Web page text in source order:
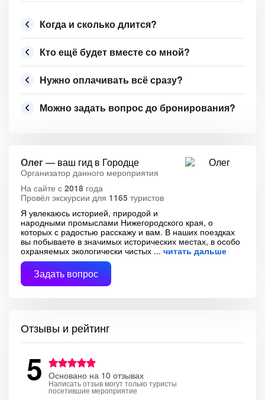
Когда и сколько длится?
Кто ещё будет вместе со мной?
Нужно оплачивать всё сразу?
Можно задать вопрос до бронирования?
Олег— ваш гид в Городце
Организатор данного мероприятия
На сайте с 2018 года
Провёл экскурсии для 1165 туристов
Я увлекаюсь историей, природой и
народными промыслами Нижегородского края, о
которых с радостью расскажу и вам. В наших поездках
вы побываете в значимых исторических местах, в особо
охраняемых экологически чистых
читать дальше
Задать вопрос
Отзывы и рейтинг
5 Основано на 10 отзывах
Написать отзыв могут только туристы
посетившие мероприятие